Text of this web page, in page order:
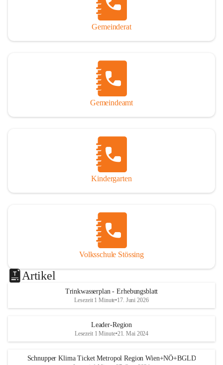
Gemeinderat
Gemeindeamt
Kindergarten
Volksschule Stössing
Artikel
Trinkwasserplan - Erhebungsblatt
Lesezeit 1 Minute•17. Juni 2026
Leader-Region
Lesezeit 1 Minute•21. Mai 2024
Schnupper Klima Ticket Metropol Region Wien+NÖ+BGLD